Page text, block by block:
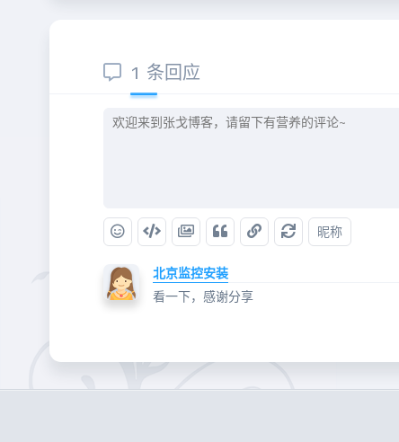
1 条回应
昵称
北京监控安装
看一下，感谢分享